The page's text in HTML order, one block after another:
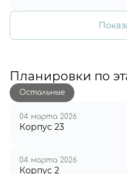
Планировки по
Остальные
04 марта 2026
Корпус 23
04 марта 2026
Корпус 2